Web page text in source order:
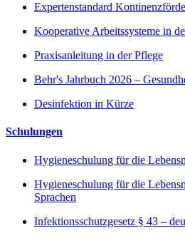
Expertenstandard
Kooperative Arbeitssysteme in
Praxisanleitung in der Pflege
Behr's Jahrbuch 2026 –
Desinfektion in Kürze
Schulungen
Hygieneschulung für die
Hygieneschulung für die
Sprachen
Infektionsschutzgesetz § 43 –